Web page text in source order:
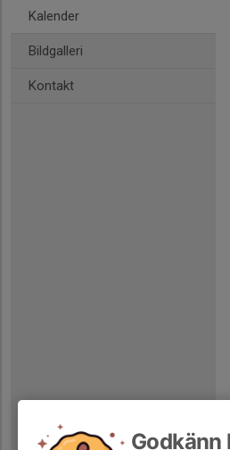
Kalender
Bildgalleri
Kontakt
Godkänn